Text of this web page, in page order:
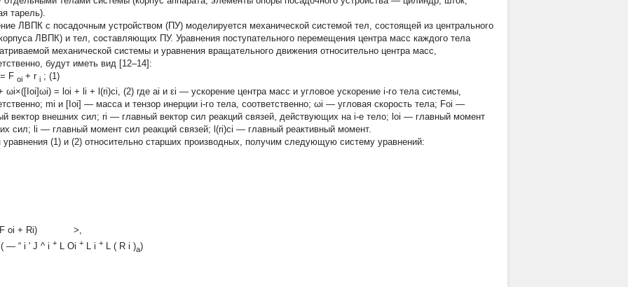
тарель).
ЛВПК с посадочным устройством (ПУ) моделируется механической системой тел, состоящей из центрального
ЛВПК) и тел, составляющих ПУ. Уравнения поступательного перемещения центра масс каждого тела
механической системы и уравнения вращательного движения относительно центра масс,
будут иметь вид [12–14]:
= F oi + r i ; (1)
ωi×([Ioi]ωi) = loi + li + l(ri)ci, (2) где ai и εi — ускорение центра масс и угловое ускорение i-го тела системы,
mi и [Ioi] — масса и тензор инерции i-го тела, соответственно; ωi — угловая скорость тела; Foi —
вектор внешних сил; ri — главный вектор сил реакций связей, действующих на i-е тело; loi — главный момент
сил; li — главный момент сил реакций связей; l(ri)ci — главный реактивный момент.
уравнения (1) и (2) относительно старших производных, получим следующую систему уравнений:
oi + Ri) >,
( — “ i ' J ^ i + Oi + i + ( R i )a)